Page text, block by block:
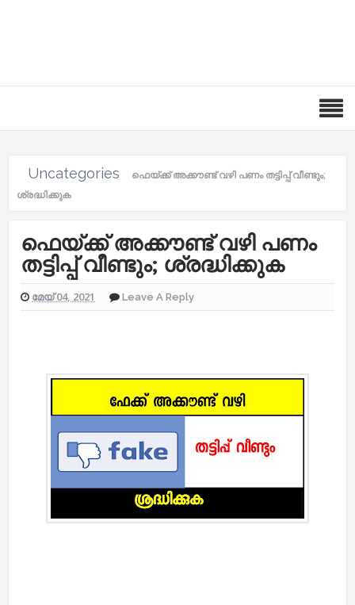
Uncategories
ഫെയ്ക്ക് അക്കൗണ്ട് വഴി പണം തട്ടിപ്പ് വീണ്ടും;
ശ്രദ്ധിക്കുക
ഫെയ്ക്ക് അക്കൗണ്ട് വഴി പണം
തട്ടിപ്പ് വീണ്ടും; ശ്രദ്ധിക്കുക
മേയ് 04, 2021 Leave A Reply